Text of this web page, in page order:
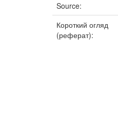
Source:
Короткий огляд
(реферат):